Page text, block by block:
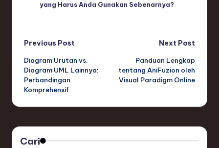
yang Harus Anda Gunakan Sebenarnya?
Post
navigation
Previous Post
Diagram Urutan vs.
Diagram UML Lainnya:
Perbandingan
Komprehensif
Next Post
Panduan Lengkap
tentang AniFuzion oleh
Visual Paradigm Online
Cari